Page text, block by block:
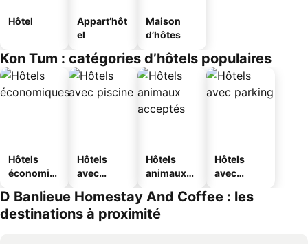
Hôtel
Appart’hôt
el
Maison
d’hôtes
Kon Tum : catégories d’hôtels populaires
Hôtels
économiq
Hôtels
avec
Hôtels
animaux
Hôtels
avec
D Banlieue Homestay And Coffee : les
destinations à proximité